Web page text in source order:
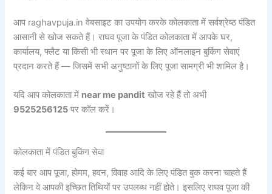
आप raghavpuja.in वेबसाइट का उपयोग करके कोलकाता में सर्वश्रेष्ठ पंडित
आसानी से खोज सकते हैं। राघव पूजा के पंडित कोलकाता में आपके घर,
कार्यालय, फ्लैट या किसी भी स्थान पर पूजा के लिए ऑनलाइन बुकिंग सेवाएं
प्रदान करते हैं — जिसमें सभी अनुष्ठानों के लिए पूजा सामग्री भी शामिल है।
यदि आप कोलकाता में near me pandit खोज रहे हैं तो अभी
9525256125 पर कॉल करें।
कोलकाता में पंडित बुकिंग सेवा
कई बार आप पूजा, होमम, हवन, विवाह आदि के लिए पंडित बुक करना चाहते हैं
लेकिन वे आपकी इच्छित तिथियों पर उपलब्ध नहीं होते। इसलिए राघव पूजा की